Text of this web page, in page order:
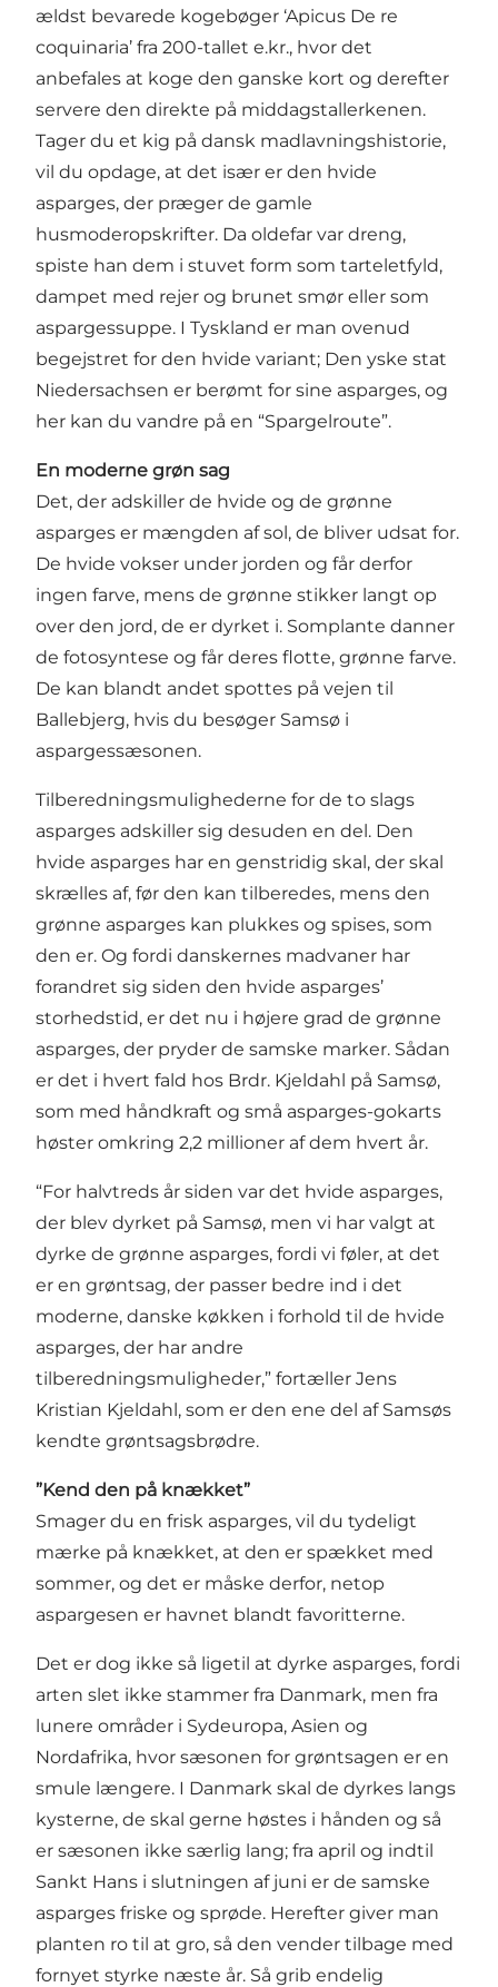
ældst bevarede kogebøger ‘Apicus De re
coquinaria’ fra 200-tallet e.kr., hvor det
anbefales at koge den ganske kort og derefter
servere den direkte på middagstallerkenen.
Tager du et kig på dansk madlavningshistorie,
vil du opdage, at det især er den hvide
asparges, der præger de gamle
husmoderopskrifter. Da oldefar var dreng,
spiste han dem i stuvet form som tarteletfyld,
dampet med rejer og brunet smør eller som
aspargessuppe. I Tyskland er man ovenud
begejstret for den hvide variant; Den yske stat
Niedersachsen er berømt for sine asparges, og
her kan du vandre på en “Spargelroute”.
En moderne grøn sag
Det, der adskiller de hvide og de grønne
asparges er mængden af sol, de bliver udsat for.
De hvide vokser under jorden og får derfor
ingen farve, mens de grønne stikker langt op
over den jord, de er dyrket i. Somplante danner
de fotosyntese og får deres flotte, grønne farve.
De kan blandt andet spottes på vejen til
Ballebjerg, hvis du besøger Samsø i
aspargessæsonen.
Tilberedningsmulighederne for de to slags
asparges adskiller sig desuden en del. Den
hvide asparges har en genstridig skal, der skal
skrælles af, før den kan tilberedes, mens den
grønne asparges kan plukkes og spises, som
den er. Og fordi danskernes madvaner har
forandret sig siden den hvide asparges’
storhedstid, er det nu i højere grad de grønne
asparges, der pryder de samske marker. Sådan
er det i hvert fald hos Brdr. Kjeldahl på Samsø,
som med håndkraft og små asparges-gokarts
høster omkring 2,2 millioner af dem hvert år.
“For halvtreds år siden var det hvide asparges,
der blev dyrket på Samsø, men vi har valgt at
dyrke de grønne asparges, fordi vi føler, at det
er en grøntsag, der passer bedre ind i det
moderne, danske køkken i forhold til de hvide
asparges, der har andre
tilberedningsmuligheder,” fortæller Jens
Kristian Kjeldahl, som er den ene del af Samsøs
kendte grøntsagsbrødre.
”Kend den på knækket”
Smager du en frisk asparges, vil du tydeligt
mærke på knækket, at den er spækket med
sommer, og det er måske derfor, netop
aspargesen er havnet blandt favoritterne.
Det er dog ikke så ligetil at dyrke asparges, fordi
arten slet ikke stammer fra Danmark, men fra
lunere områder i Sydeuropa, Asien og
Nordafrika, hvor sæsonen for grøntsagen er en
smule længere. I Danmark skal de dyrkes langs
kysterne, de skal gerne høstes i hånden og så
er sæsonen ikke særlig lang; fra april og indtil
Sankt Hans i slutningen af juni er de samske
asparges friske og sprøde. Herefter giver man
planten ro til at gro, så den vender tilbage med
fornyet styrke næste år. Så grib endelig